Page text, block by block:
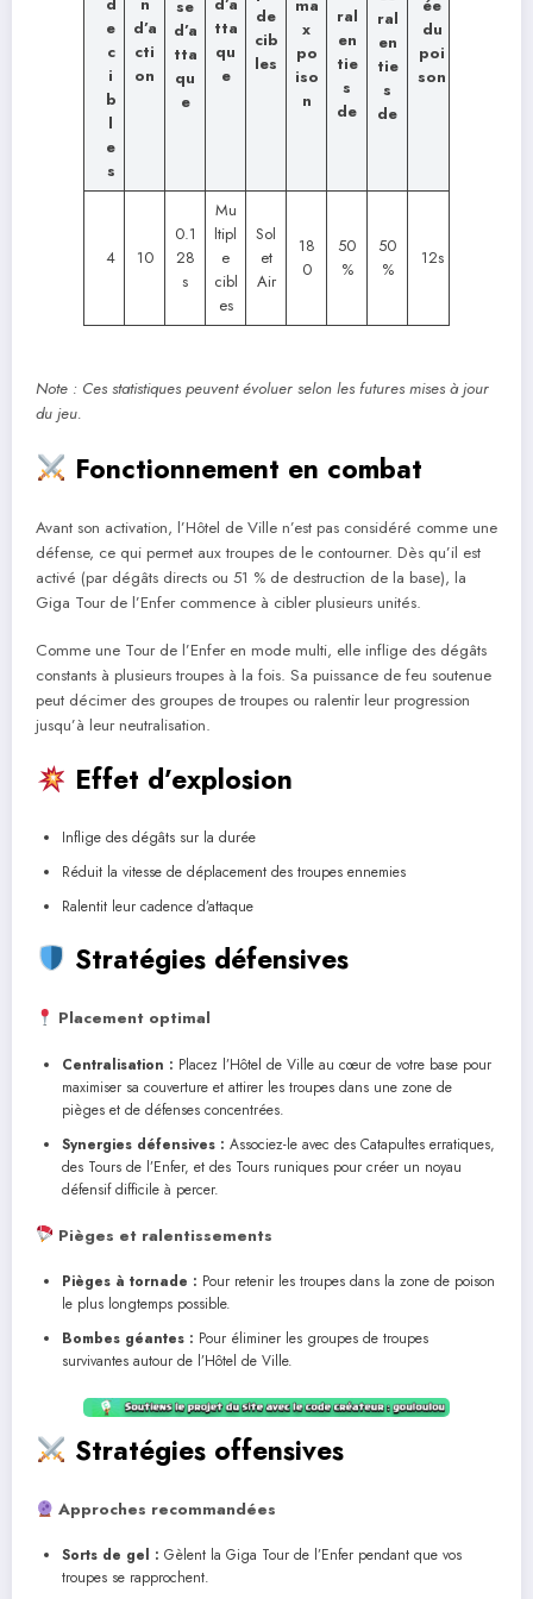
d
e
c
i
b
l
e
s
n
d’a
cti
on
se
d’a
tta
qu
e
d’a
tta
qu
e
de
cib
les
ma
x
po
iso
n
ral
en
tie
s
de
ral
en
tie
s
de
ée
du
poi
son
4 10
0.1
28
s
Mu
ltipl
e
cibl
es
Sol
et
Air
18
0
50
%
50
%
12s
Note : Ces statistiques peuvent évoluer selon les futures mises à jour
du jeu.
Fonctionnement en combat
Avant son activation, l’Hôtel de Ville n’est pas considéré comme une
défense, ce qui permet aux troupes de le contourner. Dès qu’il est
activé (par dégâts directs ou 51 % de destruction de la base), la
Giga Tour de l’Enfer commence à cibler plusieurs unités.
Comme une Tour de l’Enfer en mode multi, elle inflige des dégâts
constants à plusieurs troupes à la fois. Sa puissance de feu soutenue
peut décimer des groupes de troupes ou ralentir leur progression
jusqu’à leur neutralisation.
Effet d’explosion
Inflige des dégâts sur la durée
Réduit la vitesse de déplacement des troupes ennemies
Ralentit leur cadence d’attaque
Stratégies défensives
Placement optimal
Centralisation : Placez l’Hôtel de Ville au cœur de votre base pour
maximiser sa couverture et attirer les troupes dans une zone de
pièges et de défenses concentrées.
Synergies défensives : Associez-le avec des Catapultes erratiques,
des Tours de l’Enfer, et des Tours runiques pour créer un noyau
défensif difficile à percer.
Pièges et ralentissements
Pièges à tornade : Pour retenir les troupes dans la zone de poison
le plus longtemps possible.
Bombes géantes : Pour éliminer les groupes de troupes
survivantes autour de l’Hôtel de Ville.
Stratégies offensives
Approches recommandées
Sorts de gel : Gèlent la Giga Tour de l’Enfer pendant que vos
troupes se rapprochent.